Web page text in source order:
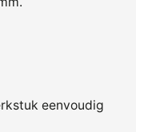
eenvoudig